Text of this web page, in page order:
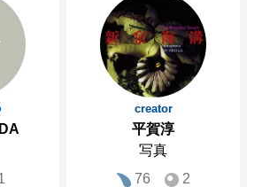
creator
平賀淳
写真
76
2